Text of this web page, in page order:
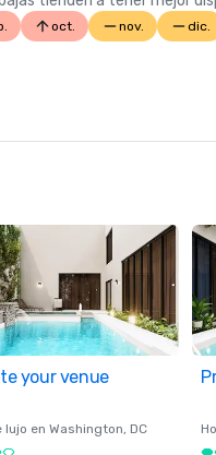
oct. nov. dic.
your venue
lujo en Washington, DC